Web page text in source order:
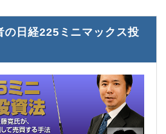
の日経225ミニマックス投